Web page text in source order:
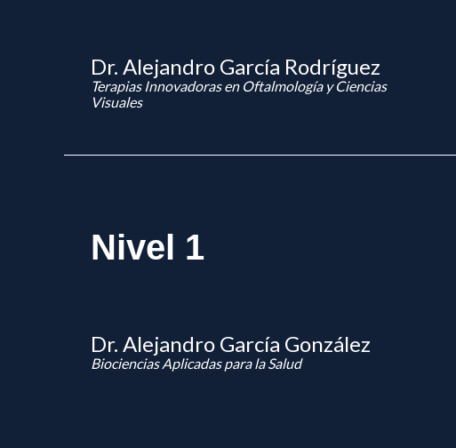
Dr. Alejandro García Rodríguez
Terapias Innovadoras en Oftalmología y Ciencias
Visuales
Nivel 1
Dr. Alejandro García González
Biociencias Aplicadas para la Salud